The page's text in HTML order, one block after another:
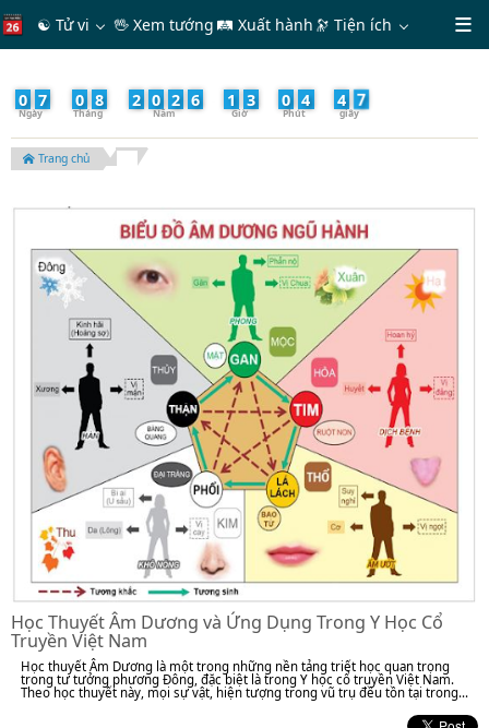
☯ Tử vi 🖖 Xem tướng 🛤 Xuất hành 🔭Tiện ích
0 7 0 8 2 0 2 6 1 3 0 4 4 9
Trang chủ
Học Thuyết Âm Dương và Ứng Dụng Trong Y Học Cổ
Truyền Việt Nam
Học thuyết Âm Dương là một trong những nền tảng triết học quan trọng
trong tư tưởng phương Đông, đặc biệt là trong Y học cổ truyền Việt Nam.
Theo học thuyết này, mọi sự vật, hiện tượng trong vũ trụ đều tồn tại trong...